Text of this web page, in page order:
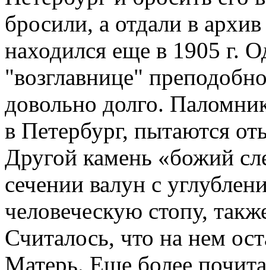
бросили, а отдали в
находился еще в 1905 г.
"возглавнице"
довольно долго.
в Петербург, пытаются
Другой камень «божий
сечении валун с
человеческую стопу,
Считалось, что на нем
Матерь. Еще более